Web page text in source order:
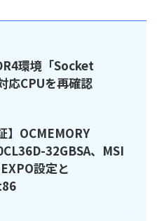
環境「Socket
応CPUを再確認
】OCMEMORY
32GBSA、MSI
設定と